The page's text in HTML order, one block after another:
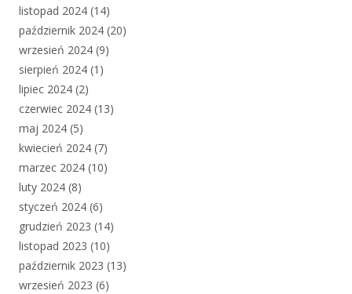
listopad 2024 (14)
październik 2024 (20)
wrzesień 2024 (9)
sierpień 2024 (1)
lipiec 2024 (2)
czerwiec 2024 (13)
maj 2024 (5)
kwiecień 2024 (7)
marzec 2024 (10)
luty 2024 (8)
styczeń 2024 (6)
grudzień 2023 (14)
listopad 2023 (10)
październik 2023 (13)
wrzesień 2023 (6)